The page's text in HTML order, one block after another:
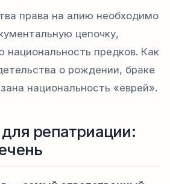
права на алию необходимо
цепочку,
предков. Как
о рождении, браке
национальность «еврей».
репатриации: